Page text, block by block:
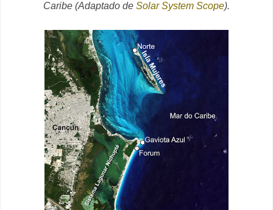
Caribe (Adaptado de Solar System Scope).